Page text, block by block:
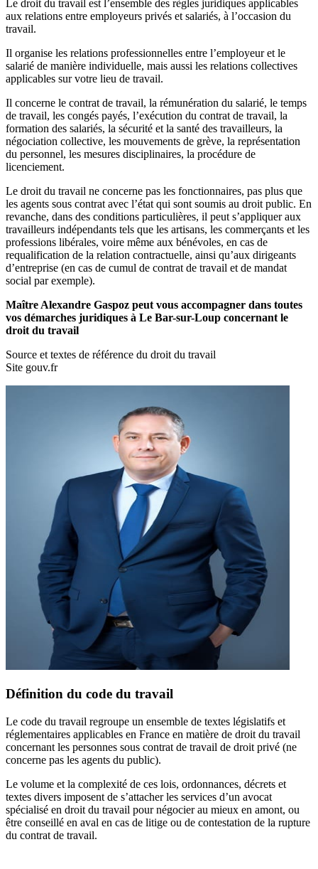
Le droit du travail est l’ensemble des règles juridiques applicables
aux relations entre employeurs privés et salariés, à l’occasion du
travail.
Il organise les relations professionnelles entre l’employeur et le
salarié de manière individuelle, mais aussi les relations collectives
applicables sur votre lieu de travail.
Il concerne le contrat de travail, la rémunération du salarié, le temps
de travail, les congés payés, l’exécution du contrat de travail, la
formation des salariés, la sécurité et la santé des travailleurs, la
négociation collective, les mouvements de grève, la représentation
du personnel, les mesures disciplinaires, la procédure de
licenciement.
Le droit du travail ne concerne pas les fonctionnaires, pas plus que
les agents sous contrat avec l’état qui sont soumis au droit public. En
revanche, dans des conditions particulières, il peut s’appliquer aux
travailleurs indépendants tels que les artisans, les commerçants et les
professions libérales, voire même aux bénévoles, en cas de
requalification de la relation contractuelle, ainsi qu’aux dirigeants
d’entreprise (en cas de cumul de contrat de travail et de mandat
social par exemple).
Maître Alexandre Gaspoz peut vous accompagner dans toutes
vos démarches juridiques à Le Bar-sur-Loup concernant le
droit du travail
Source et textes de référence du droit du travail
Site gouv.fr
Définition du code du travail
Le code du travail regroupe un ensemble de textes législatifs et
réglementaires applicables en France en matière de droit du travail
concernant les personnes sous contrat de travail de droit privé (ne
concerne pas les agents du public).
Le volume et la complexité de ces lois, ordonnances, décrets et
textes divers imposent de s’attacher les services d’un avocat
spécialisé en droit du travail pour négocier au mieux en amont, ou
être conseillé en aval en cas de litige ou de contestation de la rupture
du contrat de travail.